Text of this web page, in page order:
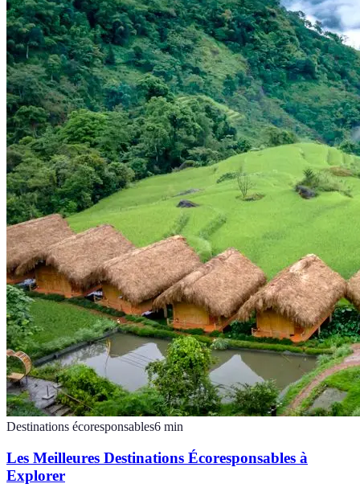
Destinations écoresponsables6 min
Les Meilleures Destinations Écoresponsables à
Explorer